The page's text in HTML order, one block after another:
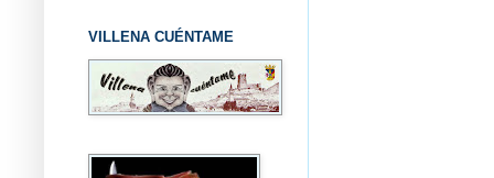
VILLENA CUÉNTAME